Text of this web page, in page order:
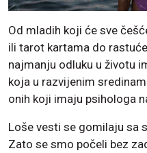
Od mladih koji će sve
ili tarot kartama do
najmanju odluku u životu
koja u razvijenim
onih koji imaju psihologa
Loše vesti se gomilaju sa
Zato se smo počeli bez